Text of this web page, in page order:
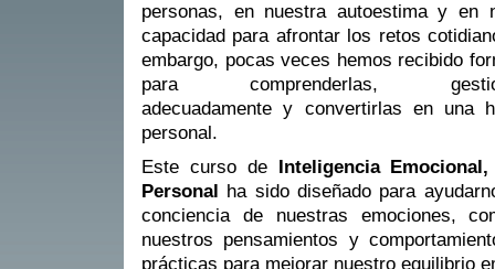
personas, en nuestra autoestima y en
capacidad para afrontar los retos
embargo, pocas veces hemos recibido
para comprenderlas,
adecuadamente y convertirlas en una
personal.
Este curso de Inteligencia
Personal ha sido diseñado para
conciencia de nuestras emociones,
nuestros pensamientos y
prácticas para mejorar nuestro equilibrio